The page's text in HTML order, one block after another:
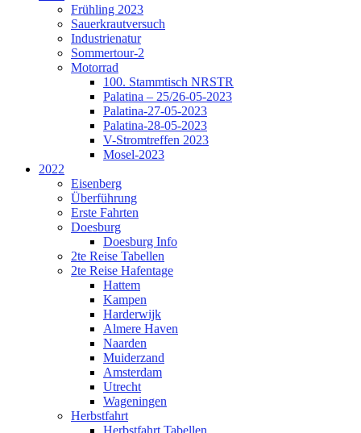
Frühling 2023
Sauerkrautversuch
Industrienatur
Sommertour-2
Motorrad
100. Stammtisch NRSTR
Palatina – 25/26-05-2023
Palatina-27-05-2023
Palatina-28-05-2023
V-Stromtreffen 2023
Mosel-2023
2022
Eisenberg
Überführung
Erste Fahrten
Doesburg
Doesburg Info
2te Reise Tabellen
2te Reise Hafentage
Hattem
Kampen
Harderwijk
Almere Haven
Naarden
Muiderzand
Amsterdam
Utrecht
Wageningen
Herbstfahrt